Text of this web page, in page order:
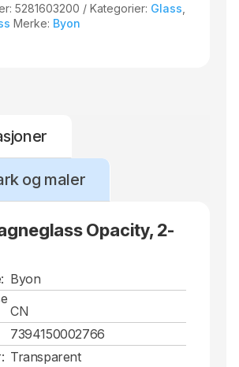
5281603200 Kategorier: Glass
Merke: Byon
og maler
Opacity, 2-
Byon
CN
7394150002766
Transparent